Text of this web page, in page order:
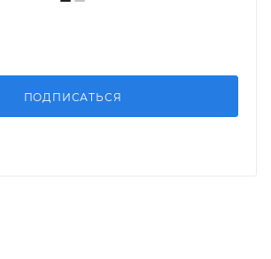
ПОДПИСАТЬСЯ